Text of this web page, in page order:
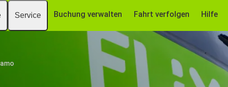
Service Buchung verwalten Fahrt verfolgen Hilfe